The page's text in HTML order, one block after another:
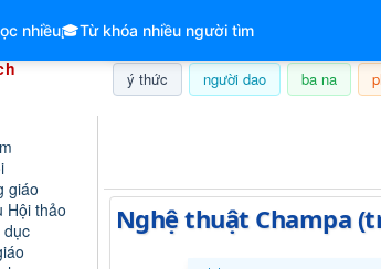
nhiều🎓Từ khóa nhiều người tìm
ý thức người dao ba na
Nghệ thuật Champa
& mục
giáo
Hội thảo
dục